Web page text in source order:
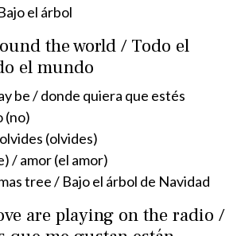
el árbol
the world / Todo el
el mundo
be / donde quiera que estés
(no)
(olvides)
/ amor (el amor)
tree / Bajo el árbol de Navidad
are playing on the radio /